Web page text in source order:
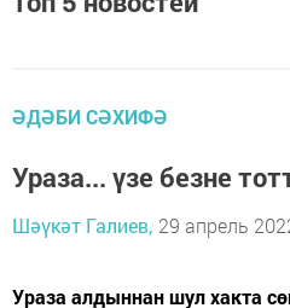
ӘДӘБИ СӘХИФӘ
Ураза... үзе безне
Шәүкәт Галиев, 29 апрель
Ураза алдыннан шул хакта